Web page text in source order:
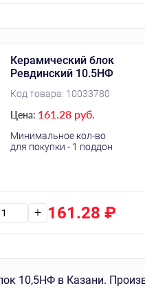
Керамический блок
Ревдинский 10.5НФ
Код товара: 10033780
Цена: 161.28 руб.
Минимальное кол-во
для покупки - 1 поддон
+ 161.28 ₽
10,5НФ в Казани.